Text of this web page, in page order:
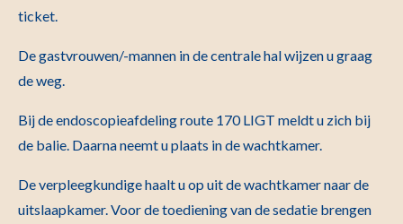
ticket.
De gastvrouwen/-mannen in de centrale hal wijzen u graag
de weg.
Bij de endoscopieafdeling route 170 LIGT meldt u zich bij
de balie. Daarna neemt u plaats in de wachtkamer.
De verpleegkundige haalt u op uit de wachtkamer naar de
uitslaapkamer. Voor de toediening van de sedatie brengen